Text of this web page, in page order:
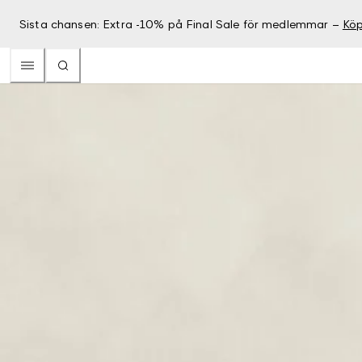
Sista chansen: Extra -10% på Final Sale för medlemmar –